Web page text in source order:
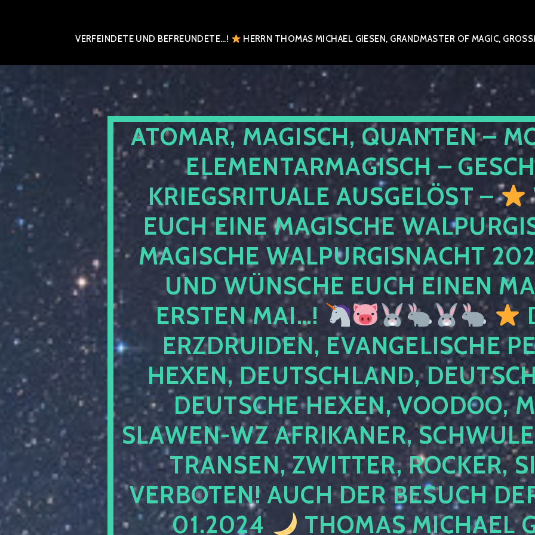
VERFEINDETE UND BEFREUNDETE…! HERRN THOMAS MICHAEL GIESEN, GRANDMASTER OF MAGIC,
ATOMAR, MAGISCH, QUANTEN –
ELEMENTARMAGISCH –
KRIEGSRITUALE AUSGELÖST –
EUCH EINE MAGISCHE
MAGISCHE WALPURGISNACHT
UND WÜNSCHE EUCH EINEN
ERSTEN MAI…!
ERZDRUIDEN, EVANGELISCHE
HEXEN, DEUTSCHLAND,
DEUTSCHE HEXEN, VOODOO,
SLAWEN-WZ AFRIKANER,
TRANSEN, ZWITTER, ROCKER,
VERBOTEN! AUCH DER BESUCH
01.2024
THOMAS MICHAEL